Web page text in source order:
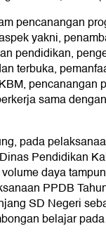
pencanangan
yakni,
pendidikan,
terbuka,
pencanangan
sama
pada
Pendidikan
daya
PPDB
SD Negeri
belajar